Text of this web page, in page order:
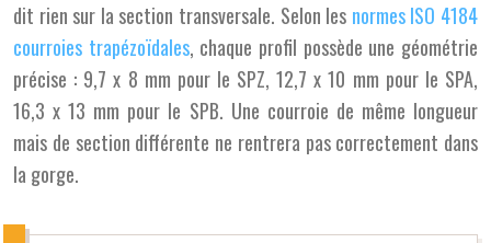
dit rien sur la section transversale. Selon les normes ISO 4184
courroies trapézoïdales, chaque profil possède une géométrie
précise : 9,7 x 8 mm pour le SPZ, 12,7 x 10 mm pour le SPA,
16,3 x 13 mm pour le SPB. Une courroie de même longueur
mais de section différente ne rentrera pas correctement dans
la gorge.